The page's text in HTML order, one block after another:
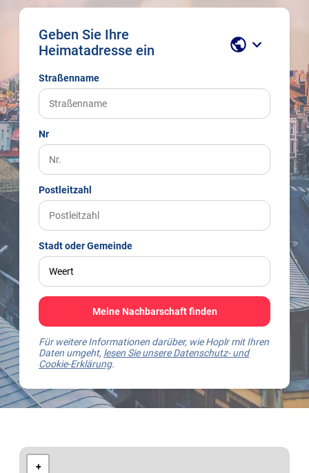
Geben Sie Ihre
Heimatadresse ein
public keyboard_arrow_down
Straßenname
Nr
Postleitzahl
Stadt oder Gemeinde
Meine Nachbarschaft finden
Für weitere Informationen darüber, wie Hoplr mit Ihren
Daten umgeht, lesen Sie unsere Datenschutz- und
Cookie-Erklärung.
Kaart
+